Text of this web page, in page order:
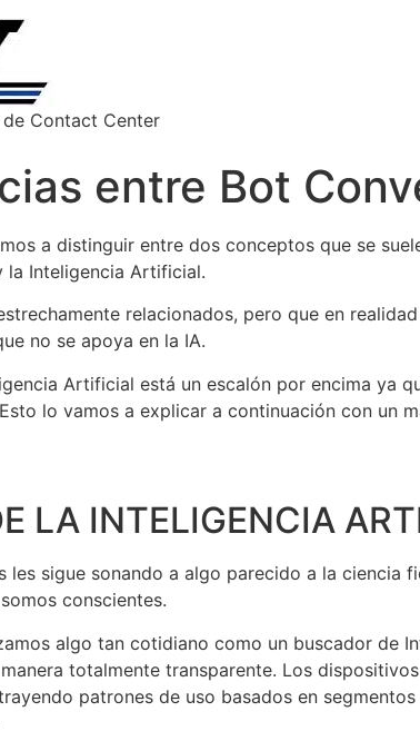
Contact Center
entre Bot
a distinguir entre dos conceptos que se
la Inteligencia Artificial.
relacionados, pero que en
no se apoya en la IA.
Artificial está un escalón por encima ya
lo vamos a explicar a continuación con un
LA INTELIGENCIA
les sigue sonando a algo parecido a la
conscientes.
algo tan cotidiano como un buscador de
totalmente transparente. Los
patrones de uso basados en